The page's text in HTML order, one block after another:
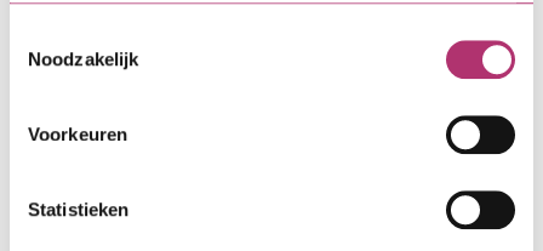
Noodzakelijk
Voorkeuren
Statistieken
voldoen, is onderwerp van nog vele gesprekken
regelmatig contact, maar het is een kwestie van tijd
transformatie als deze. Dat spel tussen markt en
officiële termijnen. We doen dit al langer, dus we
hebben geduld en zijn liever enthousiast dan